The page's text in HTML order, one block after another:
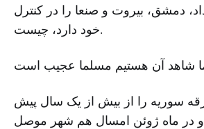
دمشق، بیروت و صنعا را در کنترل
خود دارد، چیست.
سوریه را از بیش از یک سال پیش
در ماه ژوئن امسال هم شهر موصل